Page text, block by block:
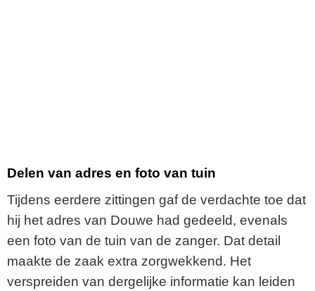
Delen van adres en foto van tuin
Tijdens eerdere zittingen gaf de verdachte toe dat
hij het adres van Douwe had gedeeld, evenals
een foto van de tuin van de zanger. Dat detail
maakte de zaak extra zorgwekkend. Het
verspreiden van dergelijke informatie kan leiden